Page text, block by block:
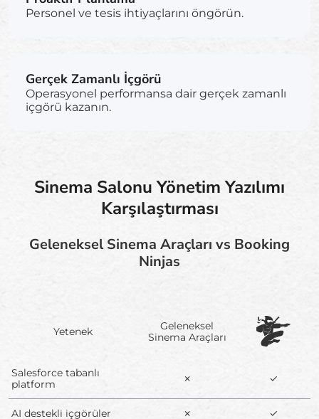
Personel ve tesis ihtiyaçlarını öngörün.
Gerçek Zamanlı İçgörü
Operasyonel performansa dair gerçek zamanlı
içgörü kazanın.
Sinema Salonu Yönetim Yazılımı
Karşılaştırması
Geleneksel Sinema Araçları vs Booking
Ninjas
Yetenek
Geleneksel
Sinema Araçları
Salesforce tabanlı
platform
✗ ✓
AI destekli içgörüler ✗ ✓